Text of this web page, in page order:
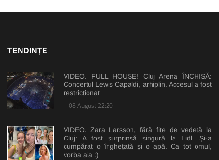
TENDINȚE
VIDEO. FULL HOUSE! Cluj Arena ÎNCHISĂ:
Concertul Lewis Capaldi, arhiplin. Accesul a fost
restricționat
08 August 22:20
VIDEO. Zara Larsson, fără fițe de vedetă la
Cluj: A fost surprinsă singură la Lidl. Și-a
cumpărat o înghețată și o apă. Ca tot omul,
vorba aia :)